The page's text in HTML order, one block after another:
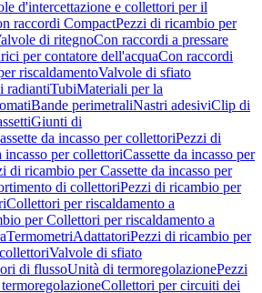
d'intercettazione e collettori per il
raccordi CompactPezzi di ricambio per
di ritegnoCon raccordi a pressare
per contatore dell'acquaCon raccordi
riscaldamentoValvole di sfiato
radiantiTubiMateriali per la
Bande perimetraliNastri adesiviClip di
Giunti di
da incasso per collettoriPezzi di
incasso per collettoriCassette da incasso per
di ricambio per Cassette da incasso per
di collettoriPezzi di ricambio per
Collettori per riscaldamento a
per Collettori per riscaldamento a
TermometriAdattatoriPezzi di ricambio per
Valvole di sfiato
di flussoUnità di termoregolazionePezzi
Collettori per circuiti dei